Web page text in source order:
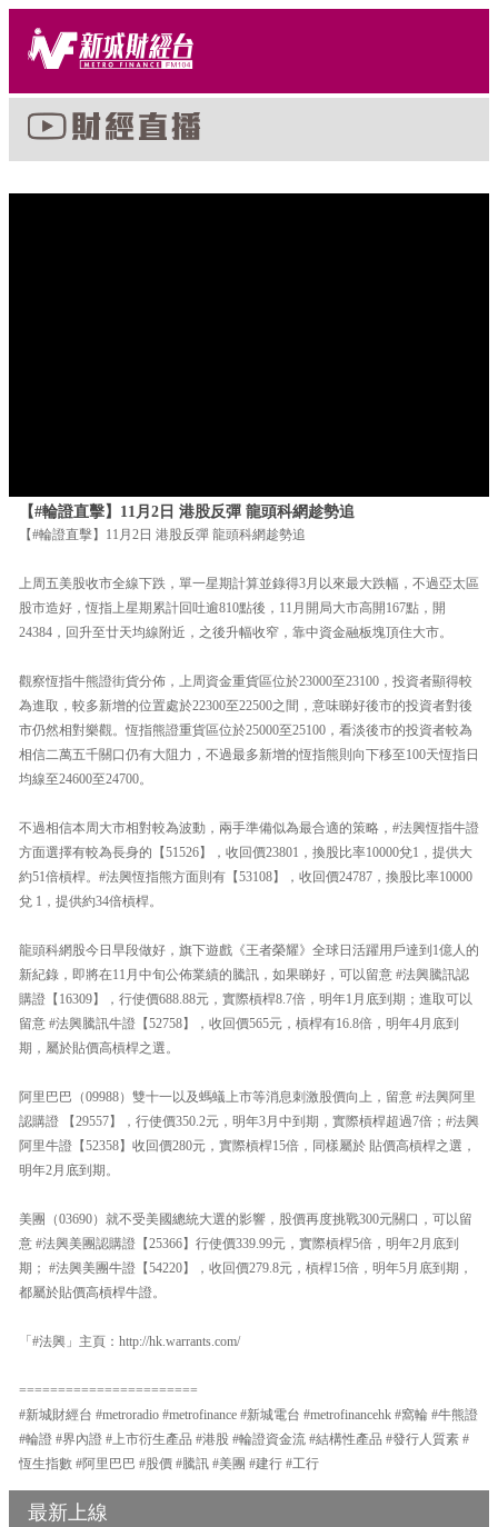
【#輪證直擊】11月2日 港股反彈 龍頭科網趁勢追
【#輪證直擊】11月2日 港股反彈 龍頭科網趁勢追
上周五美股收市全線下跌，單一星期計算並錄得3月以來最大跌幅，不過亞太區
股市造好，恆指上星期累計回吐逾810點後，11月開局大市高開167點，開
24384，回升至廿天均線附近，之後升幅收窄，靠中資金融板塊頂住大市。
觀察恆指牛熊證街貨分佈，上周資金重貨區位於23000至23100，投資者顯得較
為進取，較多新增的位置處於22300至22500之間，意味睇好後市的投資者對後
市仍然相對樂觀。恆指熊證重貨區位於25000至25100，看淡後市的投資者較為
相信二萬五千關口仍有大阻力，不過最多新增的恆指熊則向下移至100天恆指日
均線至24600至24700。
不過相信本周大市相對較為波動，兩手準備似為最合適的策略，#法興恆指牛證
方面選擇有較為長身的【51526】，收回價23801，換股比率10000兌1，提供大
約51倍槓桿。#法興恆指熊方面則有【53108】，收回價24787，換股比率10000
兌 1，提供約34倍槓桿。
龍頭科網股今日早段做好，旗下遊戲《王者榮耀》全球日活躍用戶達到1億人的
新紀錄，即將在11月中旬公佈業績的騰訊，如果睇好，可以留意 #法興騰訊認
購證【16309】，行使價688.88元，實際槓桿8.7倍，明年1月底到期；進取可以
留意 #法興騰訊牛證【52758】，收回價565元，槓桿有16.8倍，明年4月底到
期，屬於貼價高槓桿之選。
阿里巴巴（09988）雙十一以及螞蟻上市等消息刺激股價向上，留意 #法興阿里
認購證 【29557】，行使價350.2元，明年3月中到期，實際槓桿超過7倍；#法興
阿里牛證【52358】收回價280元，實際槓桿15倍，同樣屬於 貼價高槓桿之選，
明年2月底到期。
美團（03690）就不受美國總統大選的影響，股價再度挑戰300元關口，可以留
意 #法興美團認購證【25366】行使價339.99元，實際槓桿5倍，明年2月底到
期； #法興美團牛證【54220】，收回價279.8元，槓桿15倍，明年5月底到期，
都屬於貼價高槓桿牛證。
「#法興」主頁：http://hk.warrants.com/
=======================
#新城財經台 #metroradio #metrofinance #新城電台 #metrofinancehk #窩輪 #牛熊證
#輪證 #界內證 #上市衍生產品 #港股 #輪證資金流 #結構性產品 #發行人質素 #
恆生指數 #阿里巴巴 #股價 #騰訊 #美團 #建行 #工行
最新上線